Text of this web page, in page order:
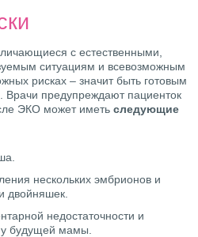
с естественными,
ситуациям и всевозможным
рисках – значит быть готовым
Врачи предупреждают пациенток
ЭКО может иметь следующие
нескольких эмбрионов и
двойняшек.
недостаточности и
у будущей мамы.